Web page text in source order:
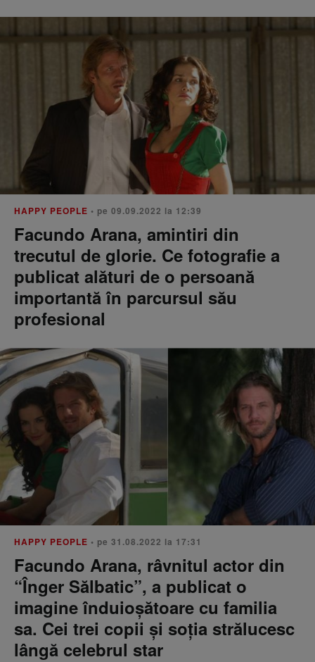
HAPPY PEOPLE • pe 09.09.2022 la 12:39
Facundo Arana, amintiri din
trecutul de glorie. Ce fotografie a
publicat alături de o persoană
importantă în parcursul său
profesional
HAPPY PEOPLE • pe 31.08.2022 la 17:31
Facundo Arana, râvnitul actor din
“Înger Sălbatic”, a publicat o
imagine înduioșătoare cu familia
sa. Cei trei copii și soția strălucesc
lângă celebrul star